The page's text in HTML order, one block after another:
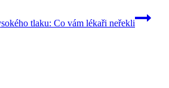
tlaku: Co vám lékaři neřekli